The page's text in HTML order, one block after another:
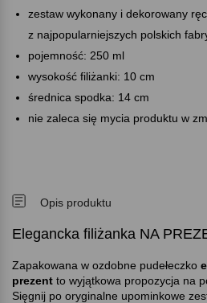
zestaw wykonany i dekorowany
z najpopularniejszych polskich
pojemność: 250 ml
wysokość filiżanki: 10 cm
średnica spodka: 14 cm
nie zaleca się mycia produktu w
Opis produktu
Elegancka filiżanka NA
Zapakowana w ozdobne pudełeczko
prezent to wyjątkowa propozycja na
Sięgnij po oryginalne upominkowe